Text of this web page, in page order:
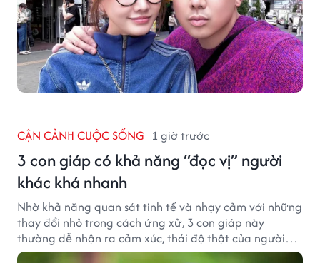
CẬN CẢNH CUỘC SỐNG 1 giờ trước
3 con giáp có khả năng “đọc vị” người
khác khá nhanh
Nhờ khả năng quan sát tinh tế và nhạy cảm với những
thay đổi nhỏ trong cách ứng xử, 3 con giáp này
thường dễ nhận ra cảm xúc, thái độ thật của người
đối diện.